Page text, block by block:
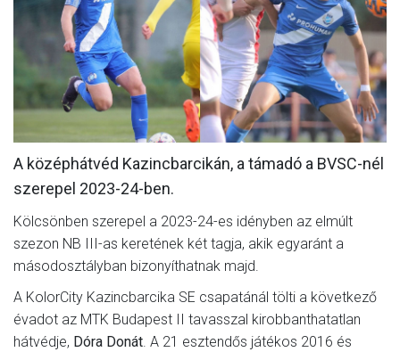
MÉRKŐZÉSEK
KLUB
GALÉRIA
SZURKOLÓI ÉLMÉNYEK
AKKREDITÁCIÓ
A középhátvéd Kazincbarcikán, a támadó a BVSC-nél
szerepel 2023-24-ben.
Kölcsönben szerepel a 2023-24-es idényben az elmúlt
szezon NB III-as keretének két tagja, akik egyaránt a
másodosztályban bizonyíthatnak majd.
A KolorCity Kazincbarcika SE csapatánál tölti a következő
évadot az MTK Budapest II tavasszal kirobbanthatatlan
hátvédje, Dóra Donát. A 21 esztendős játékos 2016 és